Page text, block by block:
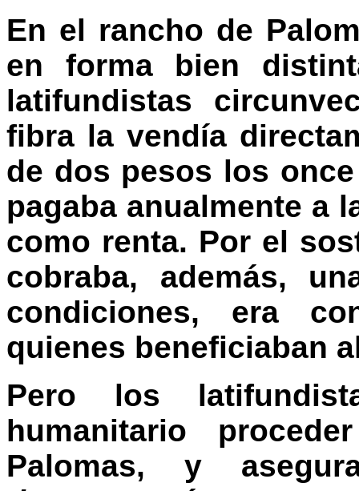
En el rancho de
en forma bien
latifundistas
fibra la vendía
de dos pesos los
pagaba anualmente a
como renta. Por el
cobraba, además,
condiciones, era
quienes beneficiaban
Pero los
humanitario
Palomas, y